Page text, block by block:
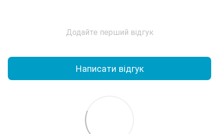
Додайте перший відгук
Написати відгук